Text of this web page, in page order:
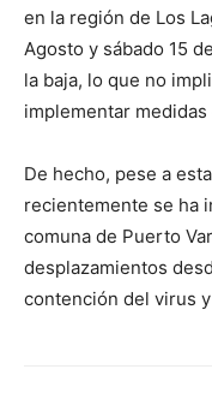
en la región de Los
Agosto y sábado 15
la baja, lo que no
implementar
De hecho, pese a
recientemente se ha
comuna de Puerto
desplazamientos
contención del virus